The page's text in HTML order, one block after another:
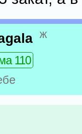
ж
110